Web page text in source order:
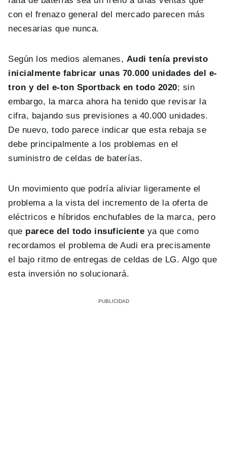
con el frenazo general del mercado parecen más
necesarias que nunca.
Según los medios alemanes, Audi tenía previsto
inicialmente fabricar unas 70.000 unidades del e-
tron y del e-ton Sportback en todo 2020; sin
embargo, la marca ahora ha tenido que revisar la
cifra, bajando sus previsiones a 40.000 unidades.
De nuevo, todo parece indicar que esta rebaja se
debe principalmente a los problemas en el
suministro de celdas de baterías.
Un movimiento que podría aliviar ligeramente el
problema a la vista del incremento de la oferta de
eléctricos e híbridos enchufables de la marca, pero
que parece del todo insuficiente ya que como
recordamos el problema de Audi era precisamente
el bajo ritmo de entregas de celdas de LG. Algo que
esta inversión no solucionará.